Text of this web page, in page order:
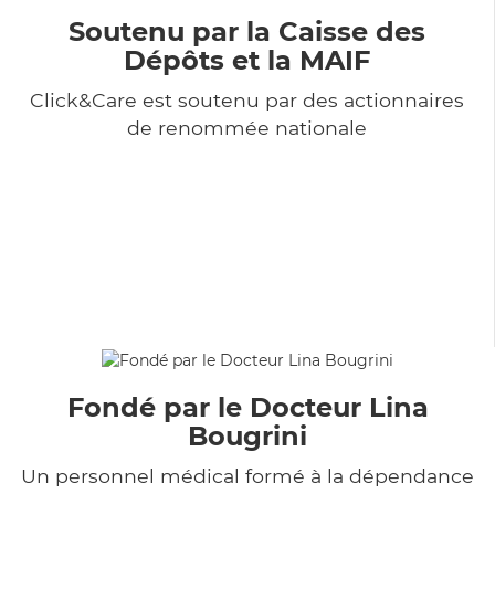
Soutenu par la Caisse des
Dépôts et la MAIF
Click&Care est soutenu par des actionnaires
de renommée nationale
Fondé par le Docteur Lina
Bougrini
Un personnel médical formé à la dépendance